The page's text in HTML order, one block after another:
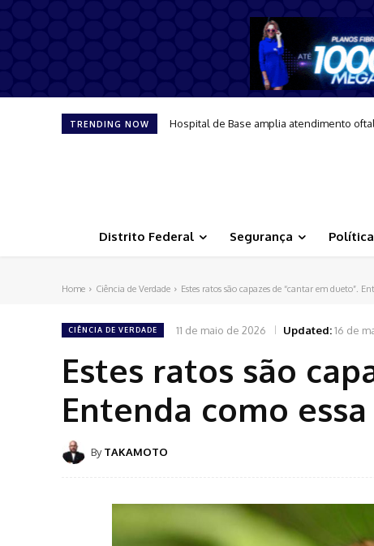
TRENDING NOW Hospital de Base amplia atendimento
Distrito Federal Segurança Política
Home Ciência de Verdade Estes ratos são capazes de “cantar em dueto”.
CIÊNCIA DE VERDADE 11 de maio de 2026 Updated:16 de
Estes ratos são
Entenda como
By TAKAMOTO